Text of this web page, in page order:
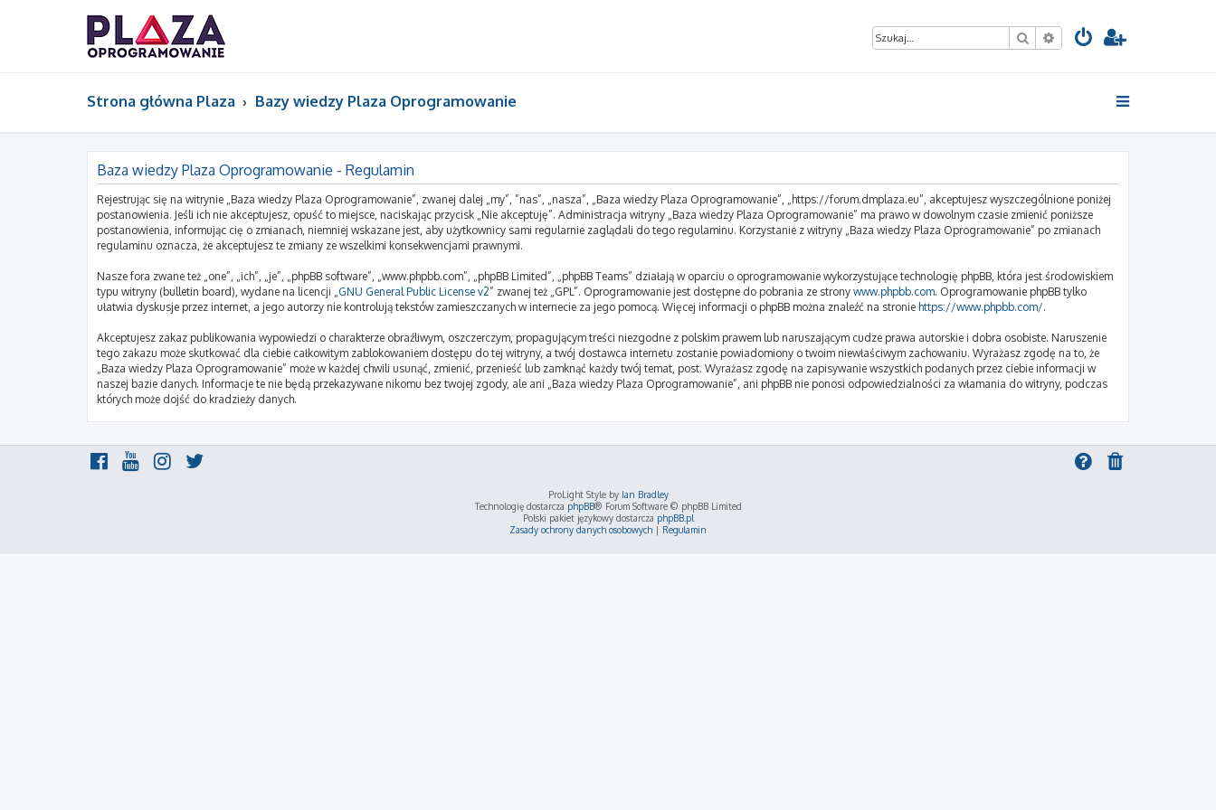
SzukajWyszukiwanie
Strona główna Plaza Bazy wiedzy Plaza Oprogramowanie
Baza wiedzy Plaza Oprogramowanie - Regulamin
Rejestrując się na witrynie „Baza wiedzy Plaza Oprogramowanie”, zwanej dalej „my”, ”nas”, „nasza”, „Baza wiedzy Plaza Oprogramowanie”, „https://forum.dmplaza.eu”, akceptujesz wyszczególnione poniżej
postanowienia. Jeśli ich nie akceptujesz, opuść to miejsce, naciskając przycisk „Nie akceptuję”. Administracja witryny „Baza wiedzy Plaza Oprogramowanie” ma prawo w dowolnym czasie zmienić poniższe
postanowienia, informując cię o zmianach, niemniej wskazane jest, aby użytkownicy sami regularnie zaglądali do tego regulaminu. Korzystanie z witryny „Baza wiedzy Plaza Oprogramowanie” po zmianach
regulaminu oznacza, że akceptujesz te zmiany ze wszelkimi konsekwencjami prawnymi.
Nasze fora zwane też „one”, „ich”, „je”, „phpBB software”, „www.phpbb.com”, „phpBB Limited”, „phpBB Teams” działają w oparciu o oprogramowanie wykorzystujące technologię phpBB, która jest środowiskiem
typu witryny (bulletin board), wydane na licencji „GNU General Public License v2” zwanej też „GPL”. Oprogramowanie jest dostępne do pobrania ze strony www.phpbb.com. Oprogramowanie phpBB tylko
ułatwia dyskusje przez internet, a jego autorzy nie kontrolują tekstów zamieszczanych w internecie za jego pomocą. Więcej informacji o phpBB można znaleźć na stronie https://www.phpbb.com/.
Akceptujesz zakaz publikowania wypowiedzi o charakterze obraźliwym, oszczerczym, propagującym treści niezgodne z polskim prawem lub naruszającym cudze prawa autorskie i dobra osobiste. Naruszenie
tego zakazu może skutkować dla ciebie całkowitym zablokowaniem dostępu do tej witryny, a twój dostawca internetu zostanie powiadomiony o twoim niewłaściwym zachowaniu. Wyrażasz zgodę na to, że
„Baza wiedzy Plaza Oprogramowanie” może w każdej chwili usunąć, zmienić, przenieść lub zamknąć każdy twój temat, post. Wyrażasz zgodę na zapisywanie wszystkich podanych przez ciebie informacji w
naszej bazie danych. Informacje te nie będą przekazywane nikomu bez twojej zgody, ale ani „Baza wiedzy Plaza Oprogramowanie”, ani phpBB nie ponosi odpowiedzialności za włamania do witryny, podczas
których może dojść do kradzieży danych.
ProLight Style by Ian Bradley
Technologię dostarcza phpBB® Forum Software © phpBB Limited
Polski pakiet językowy dostarcza phpBB.pl
Zasady ochrony danych osobowych | Regulamin